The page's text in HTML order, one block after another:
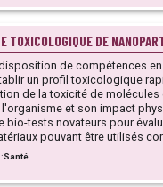
TOXICOLOGIQUE DE
de compétences
un profil toxicologique
et son impact
bio-tests novateurs pour
pouvant être utilisés
des effets toxiques sur les
peroxysome, lysosome)
Santé